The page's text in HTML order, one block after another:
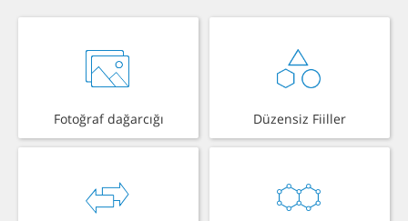
Fotoğraf dağarcığı Düzensiz Fiiller